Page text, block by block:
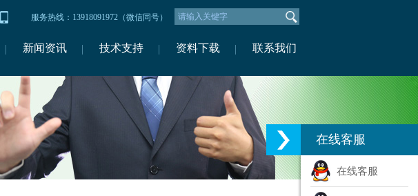
服务热线：13918091972（微信同号）
新闻资讯 技术支持 资料下载 联系我们
在线客服
在线客服